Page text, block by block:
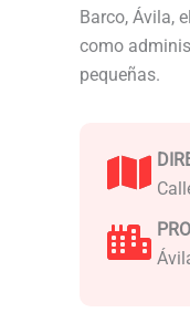
Barco, Ávila,
como
pequeñas.